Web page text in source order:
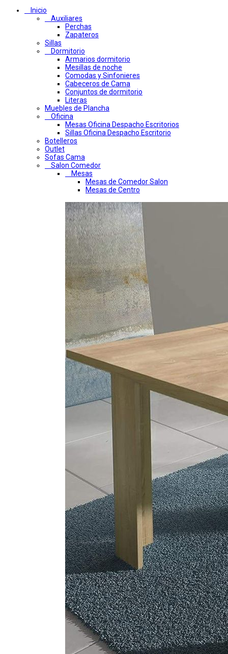
Inicio
Auxiliares
Perchas
Zapateros
Sillas
Dormitorio
Armarios dormitorio
Mesillas de noche
Comodas y Sinfonieres
Cabeceros de Cama
Conjuntos de dormitorio
Literas
Muebles de Plancha
Oficina
Mesas Oficina Despacho Escritorios
Sillas Oficina Despacho Escritorio
Botelleros
Outlet
Sofas Cama
Salon Comedor
Mesas
Mesas de Comedor Salon
Mesas de Centro